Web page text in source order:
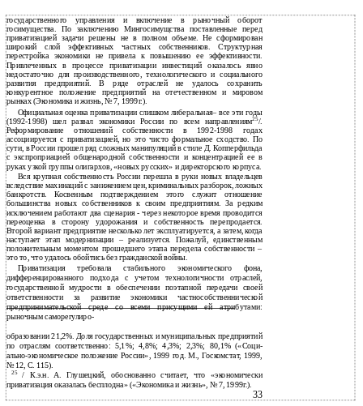
государственного управления и включение в рыночный оборот
госимущества. По заключению Мингосимущства поставленные перед
приватизацией задачи решены не в полном объеме. Не сформирован
широкий слой эффективных частных собственников. Структурная
перестройка экономики не привела к повышению ее эффективности.
Привлеченных в процессе приватизации инвестиций оказалось явно
недостаточно для производственного, технологического и социального
развития предприятий. В ряде отраслей не удалось сохранить
конкурентное положение предприятий на отечественном и мировом
рынках (Экономика и жизнь, № 7, 1999г.).
Официальная оценка приватизации слишком либеральная– все эти годы
(1992-1998) шел развал экономики России по всем направлениям25/.
Реформирование отношений собственности в 1992-1998 годах
ассоциируется с приватизацией, но это чисто формальное сходство. По
сути, в России прошел ряд сложных манипуляций в стиле Д. Копперфильда
с экспроприацией общенародной собственности и концентрацией ее в
руках узкой группы олигархов, «новых русских» и директорского корпуса.
Вся крупная собственность России перешла в руки новых владельцев
вследствие махинаций с занижением цен, криминальных разборок, ложных
банкротств. Косвенным подтверждением этого служит отношение
большинства новых собственников к своим предприятиям. За редким
исключением работают два сценария - через некоторое время проводится
переоценка в сторону удорожания и собственность перепродается.
Второй вариант предприятие несколько лет эксплуатируется, а затем, когда
наступает этап модернизации – реализуется. Пожалуй, единственным
положительным моментом прошедшего этапа передела собственности –
это то, что удалось обойтись без гражданской войны.
Приватизация требовала стабильного экономического фона,
дифференцированного подхода с учетом технологичности отраслей,
государственной мудрости в обеспечении поэтапной передачи своей
ответственности за развитие экономики частнособственнической
предпринимательской среде со всеми присущими ей атрибутами:
рыночным саморегулиро-
образовании 21,2%. Доля государственных и муниципальных предприятий
по отраслям соответственно: 5,1%; 4,8%; 4,3%; 2,3%; 80,1% («Соци-
ально-экономическое положение России», 1999 год. М., Госкомстат, 1999,
№ 12, С. 115).
25 / К.э.н. А. Глушецкий, обоснованно считает, что «экономически
приватизация оказалась бесплодна» («Экономика и жизнь», № 7, 1999г.).
33